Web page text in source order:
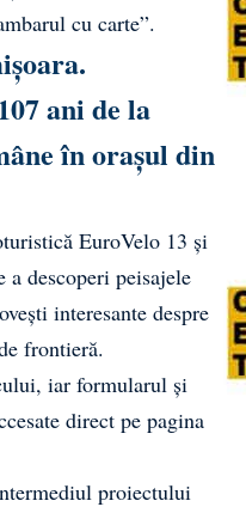
cu carte”.
ani de la
în orașul din
EuroVelo 13 și
a descoperi peisajele
interesante despre
frontieră.
iar formularul și
direct pe pagina
proiectului